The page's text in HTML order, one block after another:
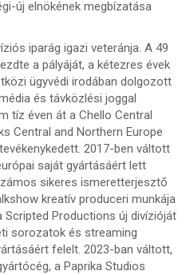
új elnökének megbízatása
iparág igazi veteránja. A 49
a pályáját, a kétezres évek
ügyvédi irodában dolgozott
és távközlési joggal
tíz éven át a Chello Central
Central and Northern Europe
2017-ben váltott
saját gyártásáért lett
sikeres ismeretterjesztő
kreatív produceri munkája
Productions új divízióját
sorozatok és streaming
felelt. 2023-ban váltott,
a Paprika Studios